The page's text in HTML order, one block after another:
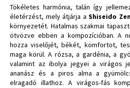
Tökéletes harmónia, talán így
életérzést, mely átjárja a Shiseido
környezetét. Hatalmas szakmai
ötvözve ebben a kompozícióban. A
hozza viselőjét, békét, komfortot,
maga körül. A rózsa, a gardénia, a
valamint az ibolya jegyei a virágos
ananász és a piros alma a
elragadó illathoz. A virágos-fás